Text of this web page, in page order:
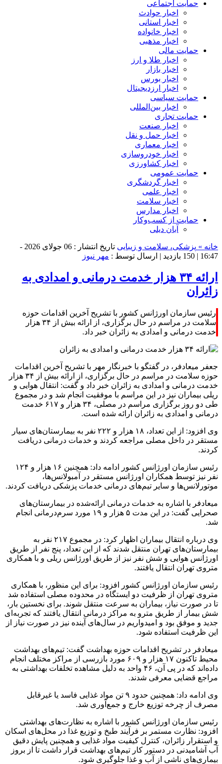
حمایت اجتماعی
اخبار حوادث
اخبار استانی
اخبار خانواده
اخبار مذهبی
حمایت مالی
اخبار طلا و ارز
اخبار بازار
اخبار بورس
اخبار ارزدیجیتال
حمایت سیاسی
اخبار بین‌المللی
حمایت تجاری
اخبار صنعت
اخبار حمل و نقل
اخبار معماری
اخبار خودروسازی
اخبار کشاورزی
حمایت عمومی
اخبار گردشگری
اخبار علمی
اخبار سلامت
اخبار مدارس
حمایت از کسب‌وکار
آبان دیلی
خانه » پزشکی، سلامت و زیبایی
تاریخ انتشار : 06 جولای 2026 -
16:47 |
150 بازدید | ارسال توسط : مهر نیوز
ارائه ۳۴ هزار خدمت درمانی و امدادی به
زائران
رئیس سازمان اورژانس کشور با تشریح آخرین اقدامات حوزه
سلامت در مراسم در حال برگزاری، از ارائه بیش از ۳۴ هزار
خدمت درمانی و امدادی به زائران خبر داد.
جعفر میعادفر، در گفتگو با خبرنگار مهر با تشریح آخرین اقدامات
حوزه سلامت در مراسم در حال برگزاری، از ارائه بیش از ۳۴ هزار
خدمت درمانی و امدادی به زائران خبر داد و گفت: انتقال هوایی و
ریلی بیماران نیز در این مراسم با موفقیت انجام شد و در مجموع
طی دو روز برگزاری مراسم در مصلی، ۳۴ هزار و ۶۱۷ خدمت
درمانی و امدادی به زائران ارائه شده است.
وی افزود: از این تعداد، ۱۸ هزار و ۲۲۲ نفر به بیمارستان‌های سیار
مستقر در داخل مصلی مراجعه کردند و خدمات درمانی دریافت
کردند.
رئیس سازمان اورژانس کشور ادامه داد: همچنین ۱۶ هزار و ۱۲۴
نفر نیز توسط همکاران اورژانس مستقر در آمبولانس‌ها،
موتورلانس‌ها و سایر تیم‌های درمانی خدمات پزشکی دریافت کردند.
میعادفر با اشاره به خدمات درمانی ارائه‌شده در بیمارستان‌های
صحرایی گفت: در این مدت ۵ هزار و ۱۹ مورد سرم‌درمانی انجام
شد.
وی درباره انتقال بیماران اظهار کرد: در مجموع ۲۱۷ نفر به
بیمارستان‌های تهران منتقل شدند که از این تعداد، پنج نفر از طریق
اورژانس هوایی و شش نفر نیز از طریق اورژانس ریلی و با همکاری
متروی تهران انتقال یافتند.
رئیس سازمان اورژانس کشور افزود: برای این منظور، با همکاری
متروی تهران از ظرفیت دو ایستگاه در محدوده مصلی استفاده شد
تا در صورت نیاز، بیماران به سرعت منتقل شوند. برای نخستین بار،
شش بیمار از طریق مترو به مراکز درمانی انتقال یافتند که تجربه‌ای
جدید و موفق بود و امیدواریم در سال‌های آینده نیز در صورت نیاز از
این ظرفیت استفاده شود.
میعادفر در تشریح اقدامات حوزه بهداشت گفت: تیم‌های بهداشت
محیط تاکنون ۱۷ هزار و ۶۰۹ مورد بازرسی از مراکز مختلف انجام
داده‌اند که در پی آن، ۴۶ واحد به دلیل مشاهده تخلفات بهداشتی به
مراجع قضایی معرفی شدند.
وی ادامه داد: همچنین حدود ۹ تن مواد غذایی فاسد یا غیرقابل
مصرف از چرخه توزیع خارج و جمع‌آوری شد.
رئیس سازمان اورژانس کشور با اشاره به نظارت‌های بهداشتی
افزود: نظارت مستمر بر فرآیند طبخ و توزیع غذا در محل‌های اسکان
و استقرار زائران، کنترل کیفیت مواد غذایی و همچنین پایش دقیق
آب آشامیدنی در دستور کار تیم‌های بهداشت قرار داشت تا از بروز
بیماری‌های ناشی از آب و غذا جلوگیری شود.